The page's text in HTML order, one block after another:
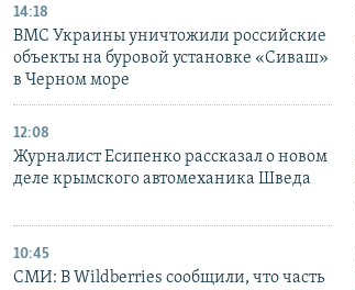
14:18
ВМС Украины уничтожили российские
объекты на буровой установке «Сиваш»
в Черном море
12:08
Журналист Есипенко рассказал о новом
деле крымского автомеханика Шведа
10:45
СМИ: В Wildberries сообщили, что часть